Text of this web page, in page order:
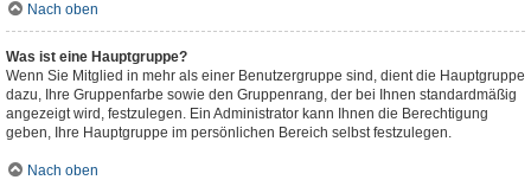
Nach oben
Was ist eine Hauptgruppe?
Wenn Sie Mitglied in mehr als einer Benutzergruppe sind, dient die Hauptgruppe
dazu, Ihre Gruppenfarbe sowie den Gruppenrang, der bei Ihnen standardmäßig
angezeigt wird, festzulegen. Ein Administrator kann Ihnen die Berechtigung
geben, Ihre Hauptgruppe im persönlichen Bereich selbst festzulegen.
Nach oben